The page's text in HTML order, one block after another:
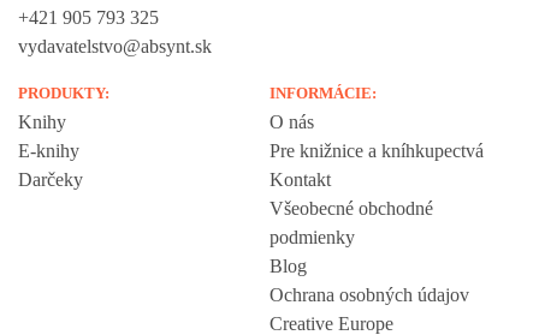
+421 905 793 325
vydavatelstvo@absynt.sk
PRODUKTY:
Knihy
E-knihy
Darčeky
INFORMÁCIE:
O nás
Pre knižnice a kníhkupectvá
Kontakt
Všeobecné obchodné
podmienky
Blog
Ochrana osobných údajov
Creative Europe